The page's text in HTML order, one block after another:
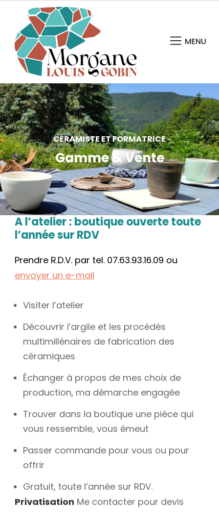
MENU
CÉRAMISTE ET FORMATRICE
Gamme & Vente
A l’atelier : boutique ouverte toute
l’année sur RDV
Prendre R.D.V. par tel. 07.63.93.16.09 ou
envoyer un e-mail
Visiter l’atelier
Découvrir l’argile et les procédés
multimillénaires de fabrication des
céramiques
Échanger à propos de mes choix de
production, ma démarche engagée
Trouver dans la boutique une pièce qui
vous ressemble, vous émeut
Passer commande pour vous ou pour
offrir
Gratuit, toute l’année sur RDV.
Privatisation Me contacter pour devis